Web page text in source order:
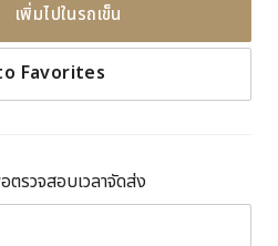
เพิ่มไปในรถเข็น
Favorites
รวจสอบเวลาจัดส่ง